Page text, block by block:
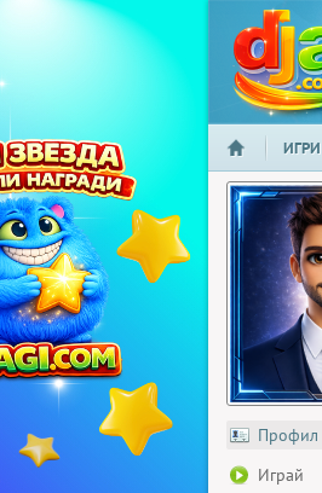
djagi.com
НАЧАЛО
ИГРИ
Профил
Играй